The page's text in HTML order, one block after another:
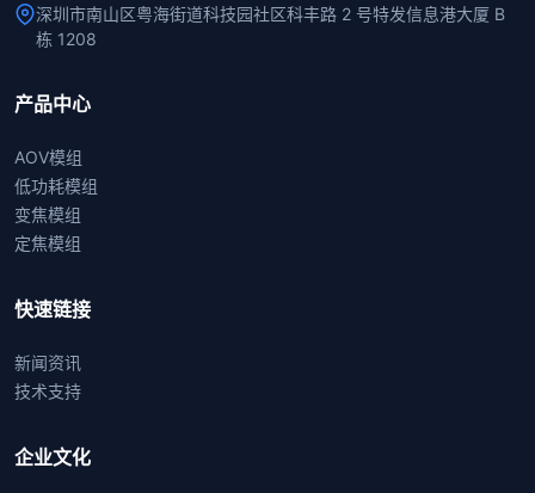
深圳市南山区粤海街道科技园社区科丰路 2 号特发信息港大厦 B
栋 1208
产品中心
AOV模组
低功耗模组
变焦模组
定焦模组
快速链接
新闻资讯
技术支持
企业文化